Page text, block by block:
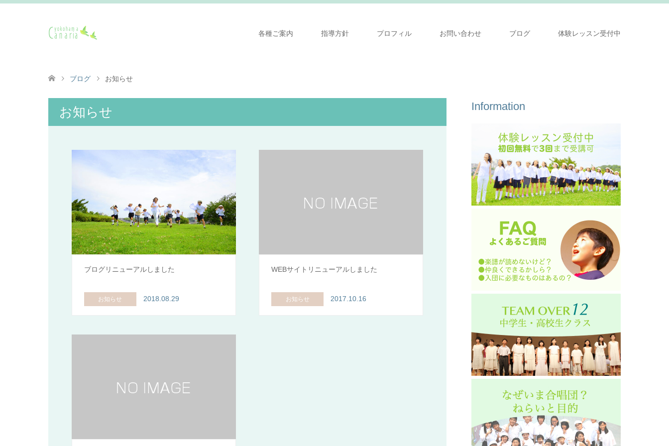
各種ご案内 指導方針 プロフィル お問い合わせ ブログ 体験レッスン受付中
ブログ お知らせ
お知らせ
ブログリニューアルしました
お知らせ 2018.08.29
WEBサイトリニューアルしました
お知らせ 2017.10.16
Information